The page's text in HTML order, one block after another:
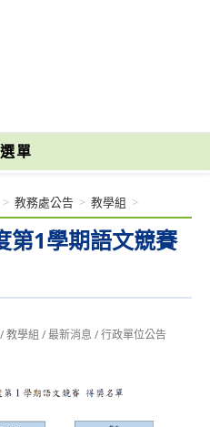
選單
第1學期語文競賽
> 教務處公告 > 教學組 >
/教學組 /最新消息 /行政單位公告